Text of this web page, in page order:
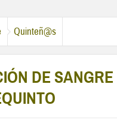
Quinteñ@s
DE SANGRE